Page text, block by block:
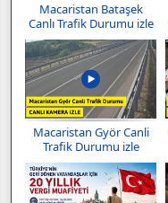
Macaristan Bataşek
Canlı Trafik Durumu izle
Macaristan Györ Canli
Trafik Durumu izle